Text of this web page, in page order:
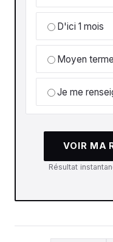
D'ici 1 mois
Moyen terme
Je me
VOIR MA
Résultat